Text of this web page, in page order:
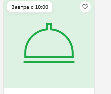
Завтра c 10:00